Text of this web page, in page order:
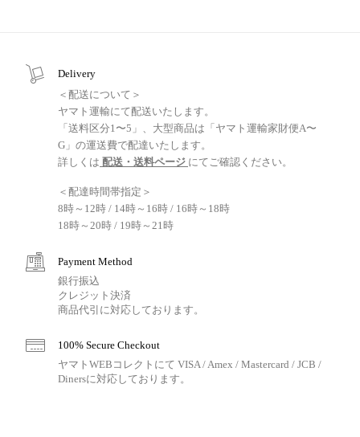
Delivery
＜配送について＞
ヤマト運輸にて配送いたします。
「送料区分1〜5」、大型商品は「ヤマト運輸家財便A〜
G」の運送費で配達いたします。
詳しくは 配送・送料ページ にてご確認ください。
＜配達時間帯指定＞
8時～12時 / 14時～16時 / 16時～18時
18時～20時 / 19時～21時
Payment Method
銀行振込
クレジット決済
商品代引に対応しております。
100% Secure Checkout
ヤマトWEBコレクトにて VISA / Amex / Mastercard / JCB /
Dinersに対応しております。